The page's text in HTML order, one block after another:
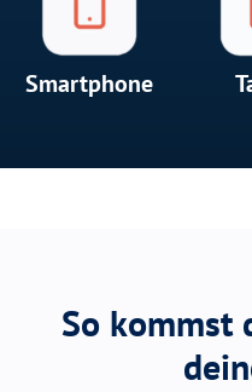
Smartphone
So kommst